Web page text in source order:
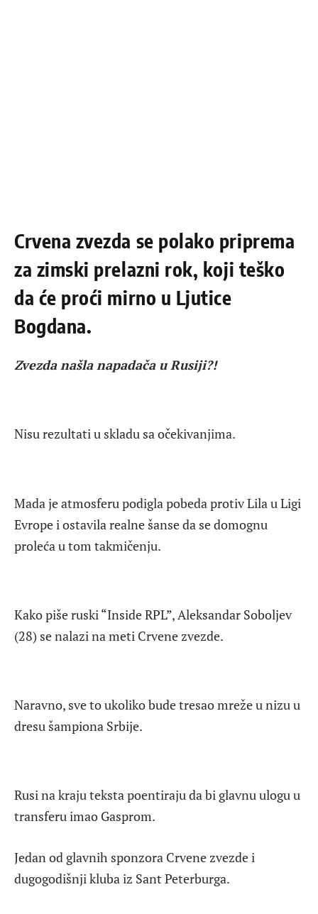
Crvena zvezda se polako priprema
za zimski prelazni rok, koji teško
da će proći mirno u Ljutice
Bogdana.
Zvezda našla napadača u Rusiji?!
Nisu rezultati u skladu sa očekivanjima.
Mada je atmosferu podigla pobeda protiv Lila u Ligi
Evrope i ostavila realne šanse da se domognu
proleća u tom takmičenju.
Kako piše ruski “Inside RPL”, Aleksandar Soboljev
(28) se nalazi na meti Crvene zvezde.
Naravno, sve to ukoliko bude tresao mreže u nizu u
dresu šampiona Srbije.
Rusi na kraju teksta poentiraju da bi glavnu ulogu u
transferu imao Gasprom.
Jedan od glavnih sponzora Crvene zvezde i
dugogodišnji kluba iz Sant Peterburga.